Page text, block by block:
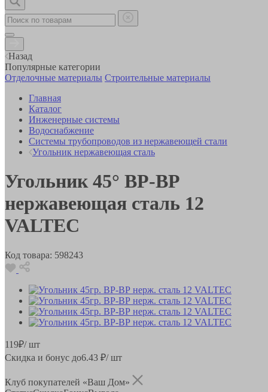
Назад
Популярные категории
Отделочные материалы Строительные материалы
Главная
Каталог
Инженерные системы
Водоснабжение
Системы трубопроводов из нержавеющей стали
Угольник нержавеющая сталь
Угольник 45° ВР-ВР
нержавеющая сталь 12
VALTEC
Код товара: 598243
119₽/ шт
Скидка и бонус до6.43 ₽/ шт
Клуб покупателей «Ваш Дом»